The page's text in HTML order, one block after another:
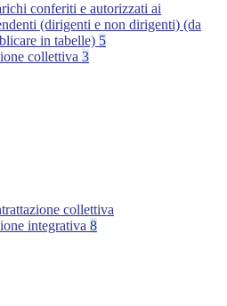
conferiti e autorizzati ai
(dirigenti e non dirigenti) (da
in tabelle) 5
collettiva 3
collettiva
integrativa 8